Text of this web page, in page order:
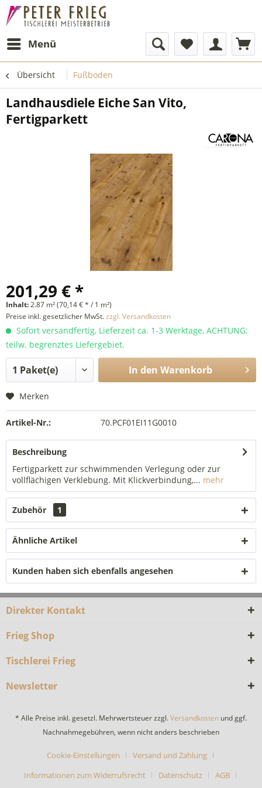
Menü
Übersicht Fußboden
Landhausdiele Eiche San Vito,
Fertigparkett
201,29 € *
Inhalt:2.87 m² (70,14 € * / 1 m²)
Preise inkl. gesetzlicher MwSt.zzgl. Versandkosten
Sofort versandfertig, Lieferzeit ca. 1-3 Werktage, ACHTUNG:
teilw. begrenztes Liefergebiet.
In den Warenkorb
Merken
Artikel-Nr.: 70.PCF01EI11G0010
Beschreibung
Fertigparkett zur schwimmenden Verlegung oder zur
vollflächigen Verklebung. Mit Klickverbindung,... mehr
Zubehör 1
Ähnliche Artikel
Kunden haben sich ebenfalls angesehen
Direkter Kontakt
Frieg Shop
Tischlerei Frieg
Newsletter
* Alle Preise inkl. gesetzl. Mehrwertsteuer zzgl.Versandkosten und ggf.
Nachnahmegebühren, wenn nicht anders beschrieben
Cookie-Einstellungen
Versand und Zahlung
Informationen zum Widerrufsrecht
Datenschutz AGB